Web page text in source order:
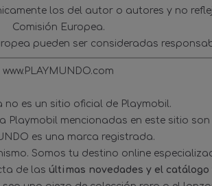
los del autor o autores y no
Comisión Europea.
pueden ser consideradas
www.PLAYMUNDO.com
no es un sitio oficial de Playmobil.
Playmobil mencionadas en este sitio
es una marca registrada.
Somos tu destino online
de las últimas novedades y el